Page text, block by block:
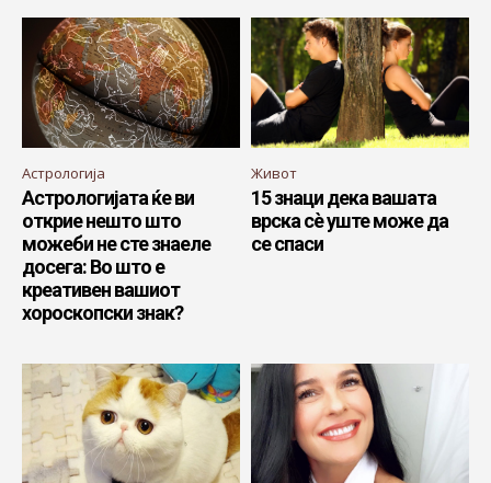
Астрологија
Астрологијата ќе ви
открие нешто што
можеби не сте знаеле
досега: Во што е
креативен вашиот
хороскопски знак?
Живот
15 знаци дека вашата
врска сè уште може да
се спаси